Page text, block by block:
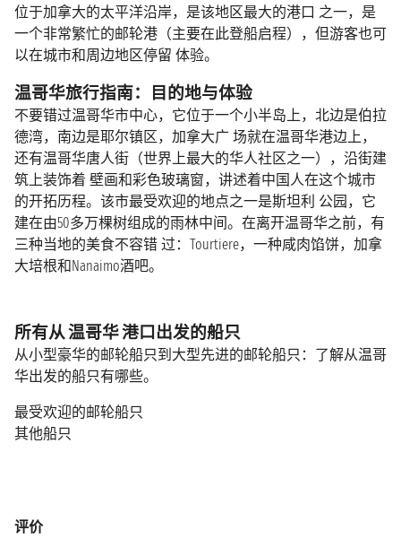
位于加拿大的太平洋沿岸，是该地区最大的港口 之一，是
一个非常繁忙的邮轮港（主要在此登船启程），但游客也可
以在城市和周边地区停留 体验。
温哥华旅行指南：目的地与体验
不要错过温哥华市中心，它位于一个小半岛上，北边是伯拉
德湾，南边是耶尔镇区，加拿大广 场就在温哥华港边上，
还有温哥华唐人街（世界上最大的华人社区之一），沿街建
筑上装饰着 壁画和彩色玻璃窗，讲述着中国人在这个城市
的开拓历程。该市最受欢迎的地点之一是斯坦利 公园，它
建在由50多万棵树组成的雨林中间。在离开温哥华之前，有
三种当地的美食不容错 过：Tourtiere，一种咸肉馅饼，加拿
大培根和Nanaimo酒吧。
所有从 温哥华 港口出发的船只
从小型豪华的邮轮船只到大型先进的邮轮船只：了解从温哥
华出发的船只有哪些。
最受欢迎的邮轮船只
其他船只
评价